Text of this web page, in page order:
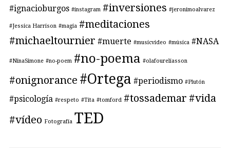
#ignacioburgos #instagram #inversiones #jeronimoalvarez
#Jessica Harrison #magia #meditaciones
#michaeltournier #muerte #musicvideo #música #NASA
#NinaSimone #no-poem #no-poema #olafoureliasson
#onignorance #Ortega #periodismo #Plutón
#psicología #respeto #Tita #tomford #tossademar #vida
#vídeo Fotografía TED